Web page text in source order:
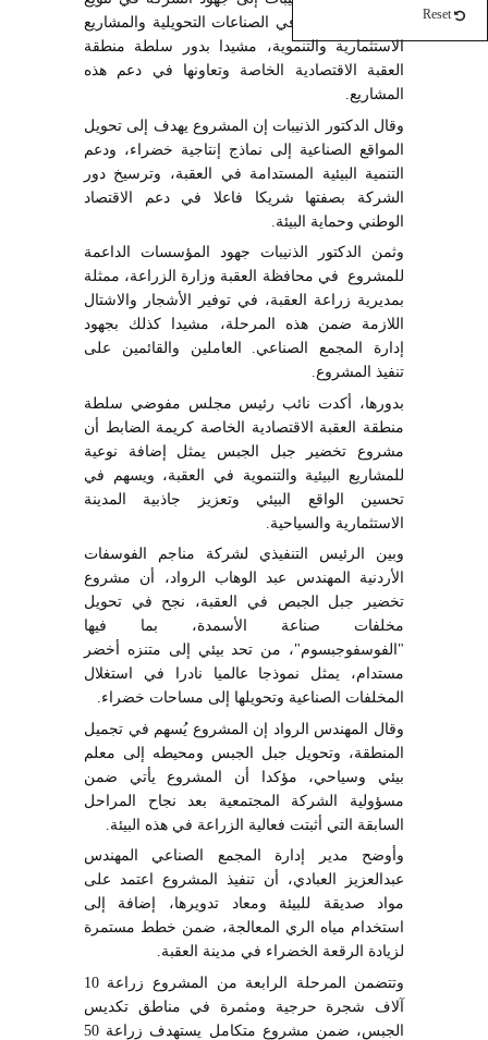
Reset
منتجاتها والتوسع في الصناعات التحويلية والمشاريع
الاستثمارية والتنموية، مشيدا بدور سلطة منطقة
العقبة الاقتصادية الخاصة وتعاونها في دعم هذه
المشاريع.
وقال الدكتور الذنيبات إن المشروع يهدف إلى تحويل
المواقع الصناعية إلى نماذج إنتاجية خضراء، ودعم
التنمية البيئية المستدامة في العقبة، وترسيخ دور
الشركة بصفتها شريكا فاعلا في دعم الاقتصاد
الوطني وحماية البيئة.
وثمن الدكتور الذنيبات جهود المؤسسات الداعمة
للمشروع في محافظة العقبة وزارة الزراعة، ممثلة
بمديرية زراعة العقبة، في توفير الأشجار والاشتال
اللازمة ضمن هذه المرحلة، مشيدا كذلك بجهود
إدارة المجمع الصناعي. العاملين والقائمين على
تنفيذ المشروع.
بدورها، أكدت نائب رئيس مجلس مفوضي سلطة
منطقة العقبة الاقتصادية الخاصة كريمة الضابط أن
مشروع تخضير جبل الجبس يمثل إضافة نوعية
للمشاريع البيئية والتنموية في العقبة، ويسهم في
تحسين الواقع البيئي وتعزيز جاذبية المدينة
الاستثمارية والسياحية.
وبين الرئيس التنفيذي لشركة مناجم الفوسفات
الأردنية المهندس عبد الوهاب الرواد، أن مشروع
تخضير جبل الجبص في العقبة، نجح في تحويل
مخلفات صناعة الأسمدة، بما فيها
"الفوسفوجبسوم"، من تحد بيئي إلى متنزه أخضر
مستدام، يمثل نموذجا عالميا نادرا في استغلال
المخلفات الصناعية وتحويلها إلى مساحات خضراء.
وقال المهندس الرواد إن المشروع يُسهم في تجميل
المنطقة، وتحويل جبل الجبس ومحيطه إلى معلم
بيئي وسياحي، مؤكدا أن المشروع يأتي ضمن
مسؤولية الشركة المجتمعية بعد نجاح المراحل
السابقة التي أثبتت فعالية الزراعة في هذه البيئة.
وأوضح مدير إدارة المجمع الصناعي المهندس
عبدالعزيز العبادي، أن تنفيذ المشروع اعتمد على
مواد صديقة للبيئة ومعاد تدويرها، إضافة إلى
استخدام مياه الري المعالجة، ضمن خطط مستمرة
لزيادة الرقعة الخضراء في مدينة العقبة.
وتتضمن المرحلة الرابعة من المشروع زراعة 10
آلاف شجرة حرجية ومثمرة في مناطق تكديس
الجبس، ضمن مشروع متكامل يستهدف زراعة 50